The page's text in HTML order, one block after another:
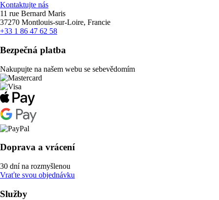
Kontaktujte nás
11 rue Bernard Maris
37270 Montlouis-sur-Loire, Francie
+33 1 86 47 62 58
Bezpečná platba
Nakupujte na našem webu se sebevědomím
Doprava a vrácení
30 dní na rozmyšlenou
Vraťte svou objednávku
Služby